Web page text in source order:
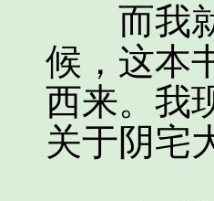
而我就
候，这本
西来。我
关于阴宅